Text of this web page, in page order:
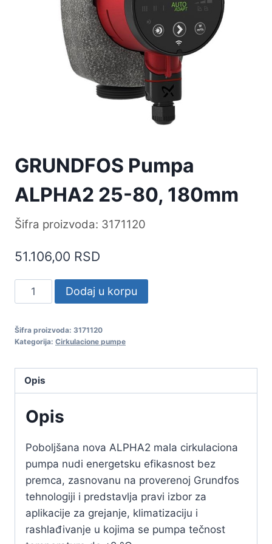
GRUNDFOS Pumpa
ALPHA2 25-80, 180mm
Šifra proizvoda: 3171120
51.106,00 RSD
GRUNDFOS
Pumpa
25-
180mm
količina
Dodaj u korpu
Šifra proizvoda: 3171120
Kategorija: Cirkulacione pumpe
Opis
Opis
Poboljšana nova ALPHA2 mala cirkulaciona
pumpa nudi energetsku efikasnost bez
premca, zasnovanu na proverenoj Grundfos
tehnologiji i predstavlja pravi izbor za
aplikacije za grejanje, klimatizaciju i
rashlađivanje u kojima se pumpa tečnost